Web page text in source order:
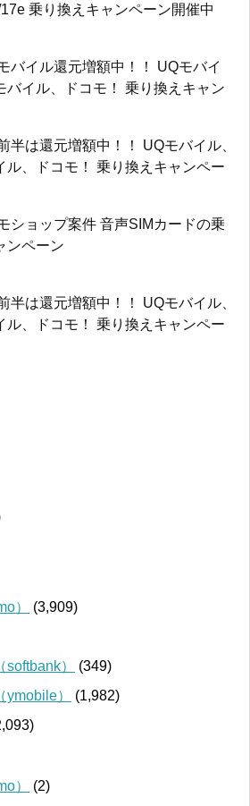
乗り換えキャンペーン開催中
バイル還元増額中！！ UQモバイ
バイル、ドコモ！ 乗り換えキャン
半は還元増額中！！ UQモバイル、
ル、ドコモ！ 乗り換えキャンペー
ショップ案件 音声SIMカードの乗
ンペーン
半は還元増額中！！ UQモバイル、
ル、ドコモ！ 乗り換えキャンペー
）
(3,909)
）
(349)
ymobile）
(1,982)
）
(2)